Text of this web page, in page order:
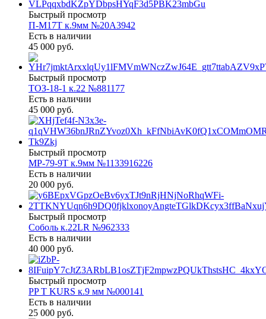
Быстрый просмотр
П-М17Т к.9мм №20А3942
Есть в наличии
45 000 руб.
Быстрый просмотр
ТОЗ-18-1 к.22 №881177
Есть в наличии
45 000 руб.
Быстрый просмотр
МР-79-9Т к.9мм №1133916226
Есть в наличии
20 000 руб.
Быстрый просмотр
Соболь к.22LR №962333
Есть в наличии
40 000 руб.
Быстрый просмотр
PP T KURS к.9 мм №000141
Есть в наличии
25 000 руб.